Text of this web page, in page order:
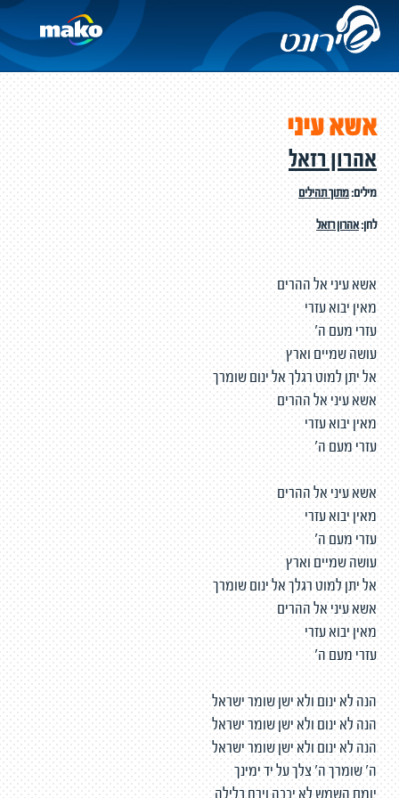
אשא עיני
אהרון רזאל
מילים:מתוך תהילים
לחן:אהרון רזאל
אשא עיני אל ההרים
מאין יבוא עזרי
עזרי מעם ה'
עושה שמיים וארץ
אל יתן למוט רגלך אל ינום שומרך
אשא עיני אל ההרים
מאין יבוא עזרי
עזרי מעם ה'
אשא עיני אל ההרים
מאין יבוא עזרי
עזרי מעם ה'
עושה שמיים וארץ
אל יתן למוט רגלך אל ינום שומרך
אשא עיני אל ההרים
מאין יבוא עזרי
עזרי מעם ה'
הנה לא ינום ולא ישן שומר ישראל
הנה לא ינום ולא ישן שומר ישראל
הנה לא ינום ולא ישן שומר ישראל
ה' שומרך ה' צלך על יד ימינך